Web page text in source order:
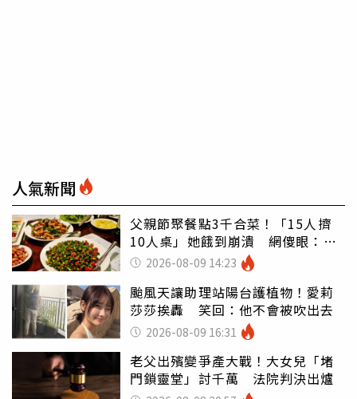
人氣新聞
父親節聚餐點3千合菜！「15人擠
10人桌」她餓到崩潰 網傻眼：讓
店家看笑話
2026-08-09 14:23
颱風天讓助理站陽台護植物！愛莉
莎莎挨轟 笑回：他不會被吹出去
2026-08-09 16:31
老父出殯變爭產大戰！大女兒「堵
門鎖靈堂」討千萬 法院判決出爐